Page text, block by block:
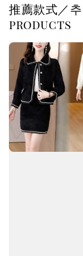
推薦款式／
products